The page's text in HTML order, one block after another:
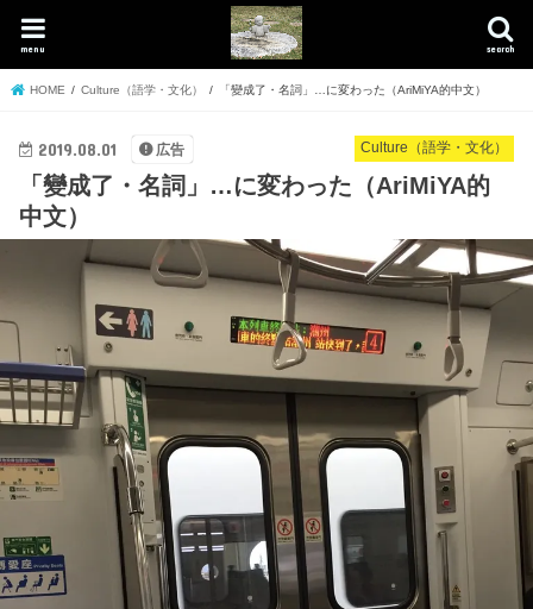
search
menu
HOME Culture（語学・文化） 「變成了・名詞」…に変わった（AriMiYA的中文）
Culture（語学・文化）
2019.08.01 広告
「變成了・名詞」…に変わった（AriMiYA的
中文）